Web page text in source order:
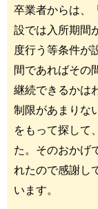
卒業者からは、
設では入所期間
度行う等条件が
間であればその
継続できるかは
制限があまりな
をもって探して
た。そのおかげ
れたので感謝し
います。